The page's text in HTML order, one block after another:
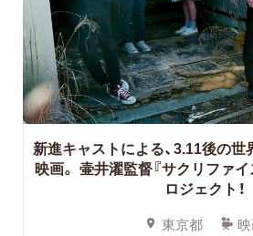
新進キャストによる、3.11後の
映画。 壷井濯監督『サクリファ
ロジェクト！
東京都